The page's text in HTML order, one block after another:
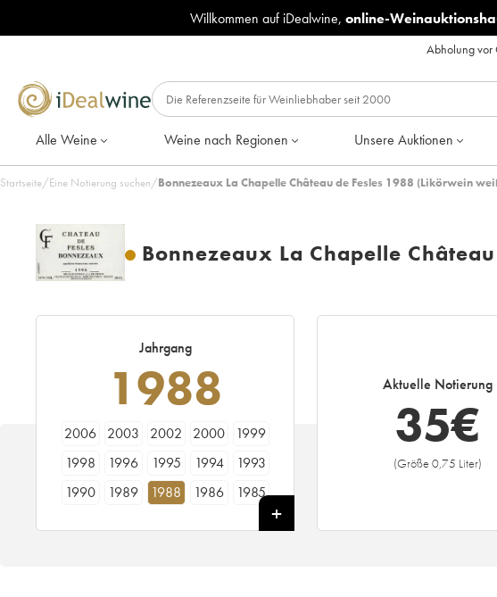
Willkommen auf iDealwine, online-
Abholung vor
Alle Weine Weine nach Regionen Unsere Auktionen
Startseite/Eine Notierung suchen/Bonnezeaux La Chapelle Château de Fesles 1988 (Likörwein
Bonnezeaux La Chapelle
Jahrgang
1988
2006 2003 2002 2000
1999
1998
1996 1995 1994
1993
1990
1989 1988 1986 1985
Aktuelle Notierung
35€
(Größe 0,75 Liter)